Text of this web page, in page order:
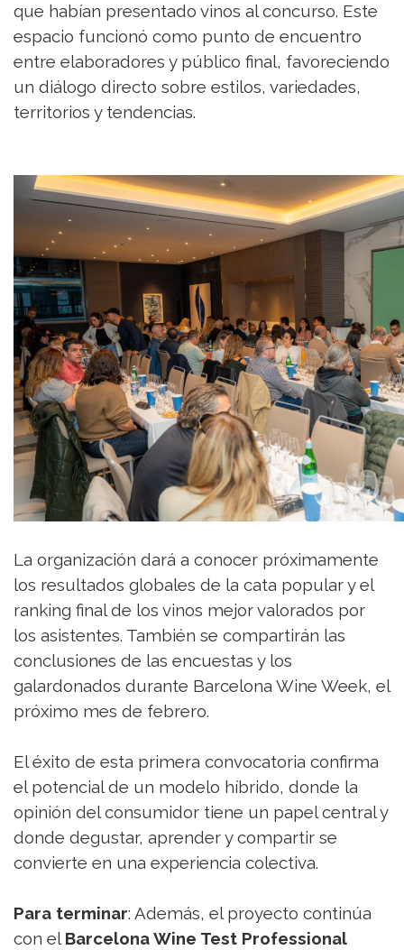
que habían presentado vinos al concurso. Este
espacio funcionó como punto de encuentro
entre elaboradores y público final, favoreciendo
un diálogo directo sobre estilos, variedades,
territorios y tendencias.
La organización dará a conocer próximamente
los resultados globales de la cata popular y el
ranking final de los vinos mejor valorados por
los asistentes. También se compartirán las
conclusiones de las encuestas y los
galardonados durante Barcelona Wine Week, el
próximo mes de febrero.
El éxito de esta primera convocatoria confirma
el potencial de un modelo híbrido, donde la
opinión del consumidor tiene un papel central y
donde degustar, aprender y compartir se
convierte en una experiencia colectiva.
Para terminar: Además, el proyecto continúa
con el Barcelona Wine Test Professional